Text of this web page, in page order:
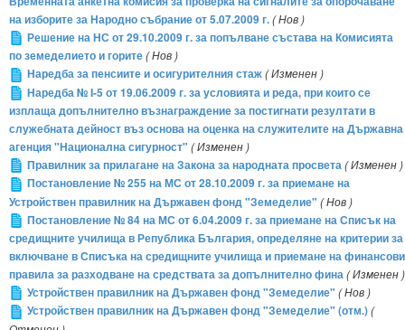
на изборите за Народно събрание от 5.07.2009 г.( Нов )
Решение на НС от 29.10.2009 г. за попълване състава на Комисията
по земеделието и горите( Нов )
Наредба за пенсиите и осигурителния стаж( Изменен )
Наредба № I-5 от 19.06.2009 г. за условията и реда, при които се
изплаща допълнително възнаграждение за постигнати резултати в
служебната дейност въз основа на оценка на служителите на Държавна
агенция "Национална сигурност" ( Изменен )
Правилник за прилагане на Закона за народната просвета( Изменен )
Постановление № 255 на МС от 28.10.2009 г. за приемане на
Устройствен правилник на Държавен фонд "Земеделие" ( Нов )
Постановление № 84 на МС от 6.04.2009 г. за приемане на Списък на
средищните училища в Република България, определяне на критерии за
включване в Списъка на средищните училища и приемане на финансови
правила за разходване на средствата за допълнително фина( Изменен )
Устройствен правилник на Държавен фонд "Земеделие" ( Нов )
Устройствен правилник на Държавен фонд "Земеделие" (отм.)(